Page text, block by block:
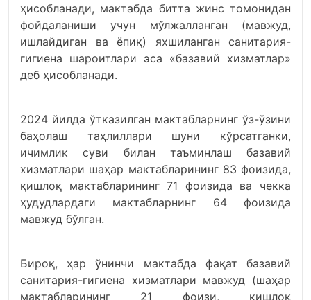
ҳисобланади, мактабда битта жинс томонидан
фойдаланиши учун мўлжалланган (мавжуд,
ишлайдиган ва ёпиқ) яхшиланган санитария-
гигиена шароитлари эса «базавий хизматлар»
деб ҳисобланади.
2024 йилда ўтказилган мактабларнинг ўз-ўзини
баҳолаш таҳлиллари шуни кўрсатганки,
ичимлик суви билан таъминлаш базавий
хизматлари шаҳар мактабларининг 83 фоизида,
қишлоқ мактабларининг 71 фоизида ва чекка
ҳудудлардаги мактабларнинг 64 фоизида
мавжуд бўлган.
Бироқ, ҳар ўнинчи мактабда фақат базавий
санитария-гигиена хизматлари мавжуд (шаҳар
мактабларининг 21 фоизи, қишлоқ